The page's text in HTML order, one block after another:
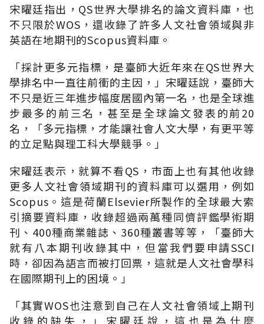
宋曜廷指出，QS世界大學排名的論文資料庫，也
不只限於WOS，還收錄了許多人文社會領域與非
英語在地期刊的Scopus資料庫。
「採計更多元指標，是臺師大近年來在QS世界大
學排名中一直往前衝的主因，」宋曜廷說，臺師大
不只是近三年進步幅度居國內第一名，也是全球進
步最多的前三名，甚至是全球論文發表的前20
名，「多元指標，才能讓社會人文大學，有更平等
的立足點與理工科大學競爭。」
宋曜廷表示，就算不看QS，市面上也有其他收錄
更多人文社會領域期刊的資料庫可以選用，例如
Scopus。這是荷蘭Elsevier所製作的全球最大索
引摘要資料庫，收錄超過兩萬種同儕評鑑學術期
刊、400種商業雜誌、360種叢書等等，「臺師大
就有八本期刊收錄其中，但當我們要申請SSCI
時，卻因為語言而被打回票，這就是人文社會學科
在國際期刊上的困境。」
「其實WOS也注意到自己在人文社會領域上期刊
收錄的缺失，」宋曜廷說，這也是為什麼